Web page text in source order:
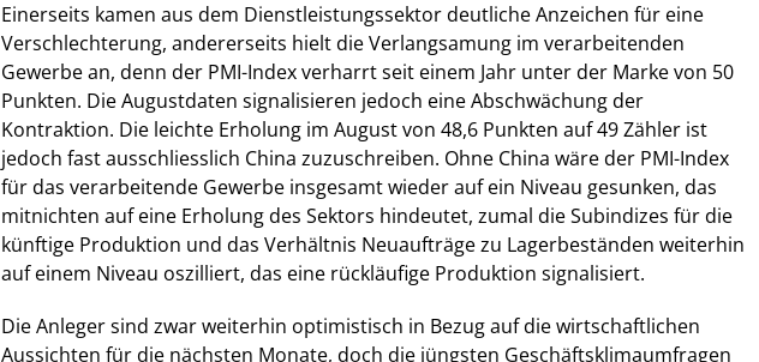
Einerseits kamen aus dem Dienstleistungssektor deutliche Anzeichen für eine
Verschlechterung, andererseits hielt die Verlangsamung im verarbeitenden
Gewerbe an, denn der PMI-Index verharrt seit einem Jahr unter der Marke von 50
Punkten. Die Augustdaten signalisieren jedoch eine Abschwächung der
Kontraktion. Die leichte Erholung im August von 48,6 Punkten auf 49 Zähler ist
jedoch fast ausschliesslich China zuzuschreiben. Ohne China wäre der PMI-Index
für das verarbeitende Gewerbe insgesamt wieder auf ein Niveau gesunken, das
mitnichten auf eine Erholung des Sektors hindeutet, zumal die Subindizes für die
künftige Produktion und das Verhältnis Neuaufträge zu Lagerbeständen weiterhin
auf einem Niveau oszilliert, das eine rückläufige Produktion signalisiert.
Die Anleger sind zwar weiterhin optimistisch in Bezug auf die wirtschaftlichen
Aussichten für die nächsten Monate, doch die jüngsten Geschäftsklimaumfragen